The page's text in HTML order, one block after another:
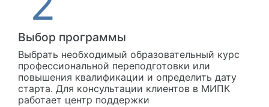
Выбор программы
Выбрать необходимый образовательный курс
профессиональной переподготовки или
повышения квалификации и определить дату
старта. Для консультации клиентов в МИПК
работает центр поддержки